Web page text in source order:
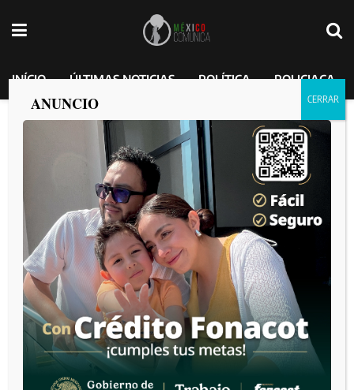
INÍCIO ÚLTIMAS NOTICIAS POLÍTICA POLICIACA
Caen dos en Chiapas con arma larga y
fusil; además, transportaban 30 kilos de
cocaína
MEXICO COMUNICA 2025-02-10
ANUNCIO